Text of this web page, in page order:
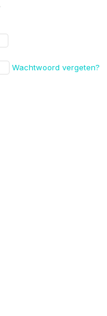
Wachtwoord vergeten?